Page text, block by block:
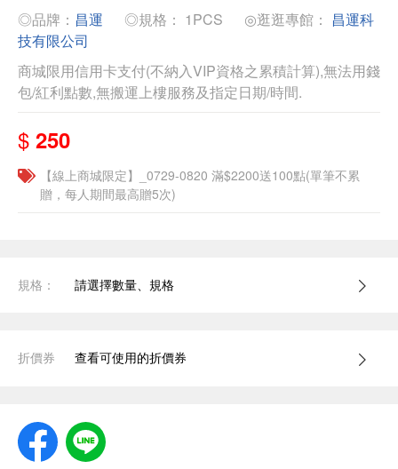
◎品牌： 昌運 ◎規格： 1PCS ◎逛逛專館： 昌運科
技有限公司
商城限用信用卡支付(不納入VIP資格之累積計算),無法用錢
包/紅利點數,無搬運上樓服務及指定日期/時間.
$ 250
【線上商城限定】_0729-0820 滿$2200送100點(單筆不累
贈，每人期間最高贈5次)
規格： 請選擇數量、規格
折價券 查看可使用的折價券